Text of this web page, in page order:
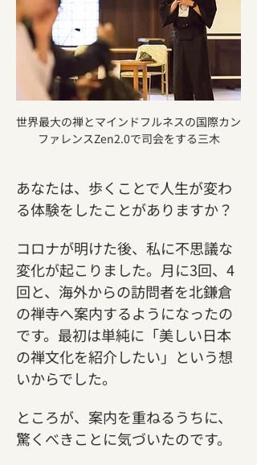
世界最大の禅とマインドフルネスの国際カン
ファレンスZen2.0で司会をする三木
あなたは、歩くことで人生が変わ
る体験をしたことがありますか？
コロナが明けた後、私に不思議な
変化が起こりました。月に3回、4
回と、海外からの訪問者を北鎌倉
の禅寺へ案内するようになったの
です。最初は単純に「美しい日本
の禅文化を紹介したい」という想
いからでした。
ところが、案内を重ねるうちに、
驚くべきことに気づいたのです。